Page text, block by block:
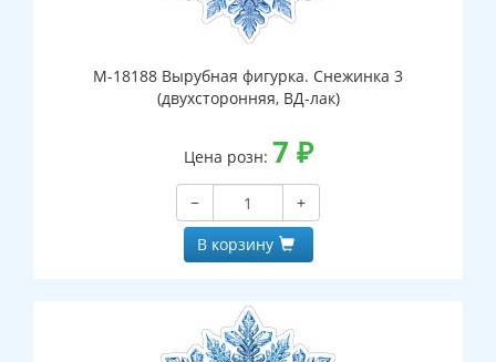
М-18188 Вырубная фигурка. Снежинка 3
(двухсторонняя, ВД-лак)
Цена розн: 7 ₽
−
+
В корзину